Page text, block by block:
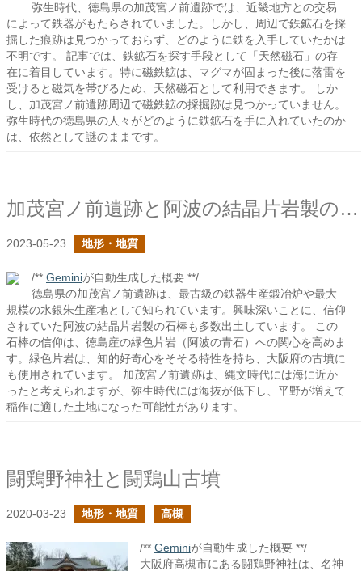
弥生時代、徳島県の加茂宮ノ前遺跡では、近畿地方との交易
によって鉄器がもたらされていました。しかし、周辺で鉄鉱石を採
掘した痕跡は見つかっておらず、どのように鉄を入手していたかは
不明です。 記事では、鉄鉱石を探す手段として「天然磁石」の存
在に着目しています。特に磁鉄鉱は、マグマが固まった後に落雷を
受けると磁気を帯びるため、天然磁石として利用できます。 しか
し、加茂宮ノ前遺跡周辺で磁鉄鉱の採掘跡は見つかっていません。
弥生時代の徳島県の人々がどのように鉄鉱石を手に入れていたのか
は、依然として謎のままです。
加茂宮ノ前遺跡と阿波の結晶片岩製の石棒
2023-05-23 地形・地質
/** Geminiが自動生成した概要 **/
徳島県の加茂宮ノ前遺跡は、最古級の鉄器生産鍛冶炉や最大
規模の水銀朱生産地として知られています。興味深いことに、信仰
されていた阿波の結晶片岩製の石棒も多数出土しています。 この
石棒の信仰は、徳島産の緑色片岩（阿波の青石）への関心を高めま
す。緑色片岩は、知的好奇心をそそる特性を持ち、大阪府の古墳に
も使用されています。 加茂宮ノ前遺跡は、縄文時代には海に近か
ったと考えられますが、弥生時代には海抜が低下し、平野が増えて
稲作に適した土地になった可能性があります。
闘鶏野神社と闘鶏山古墳
2020-03-23 地形・地質 高槻
/** Geminiが自動生成した概要 **/
大阪府高槻市にある闘鶏野神社は、名神